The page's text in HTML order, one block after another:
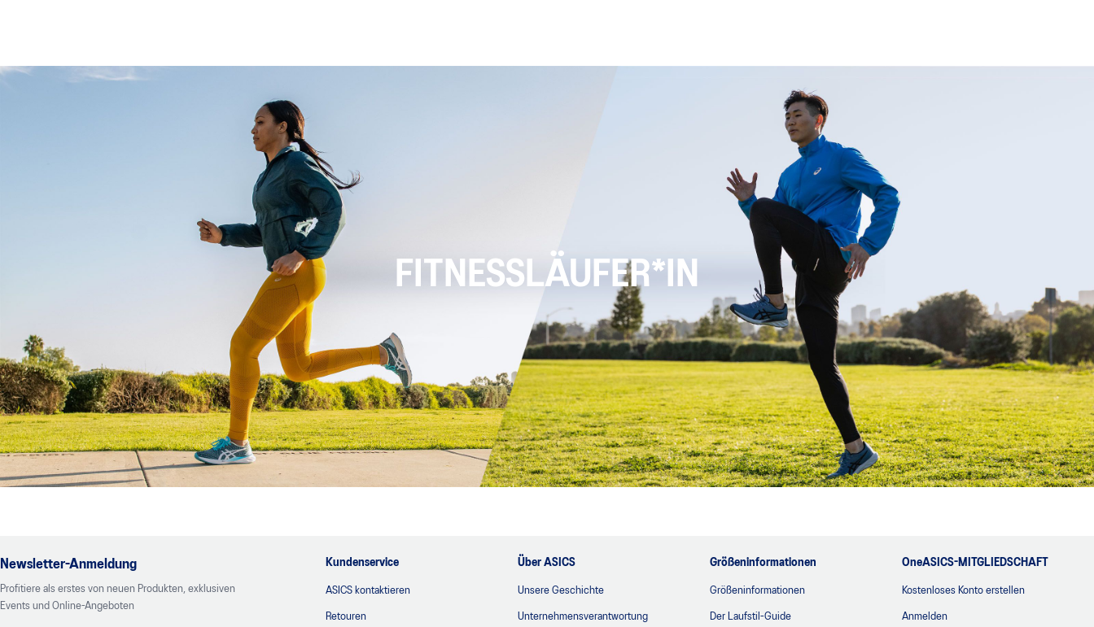
FITNESSLÄUFER*IN
Newsletter-Anmeldung
Profitiere als erstes von neuen Produkten, exklusiven
Events und Online-Angeboten
Kundenservice
ASICS kontaktieren
Retouren
Über ASICS
Unsere Geschichte
Unternehmensverantwortung
Größeninformationen
Größeninformationen
Der Laufstil-Guide
OneASICS-MITGLIEDSCHAFT
Kostenloses Konto erstellen
Anmelden